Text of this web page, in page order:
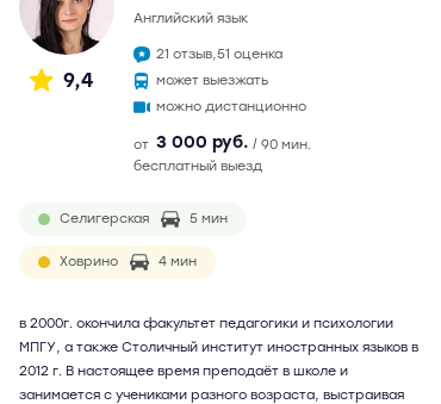
9,4
английский язык
21 отзыв,51 оценка
может выезжать
можно дистанционно
от 3 000 руб. / 90 мин.
бесплатный выезд
Селигерская 5 мин
Ховрино 4 мин
в 2000г. окончила факультет педагогики и психологии
МПГУ, а также Столичный институт иностранных языков в
2012 г. В настоящее время преподаёт в школе и
занимается с учениками разного возраста, выстраивая